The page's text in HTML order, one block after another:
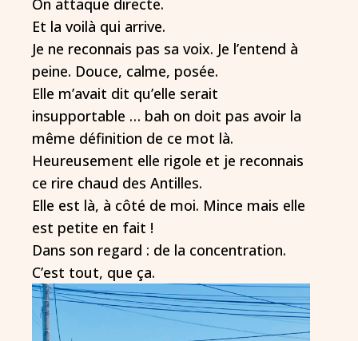
On attaque directe.
Et la voilà qui arrive.
Je ne reconnais pas sa voix. Je l’entend à
peine. Douce, calme, posée.
Elle m’avait dit qu’elle serait
insupportable … bah on doit pas avoir la
même définition de ce mot là.
Heureusement elle rigole et je reconnais
ce rire chaud des Antilles.
Elle est là, à côté de moi. Mince mais elle
est petite en fait !
Dans son regard : de la concentration.
C’est tout, que ça.